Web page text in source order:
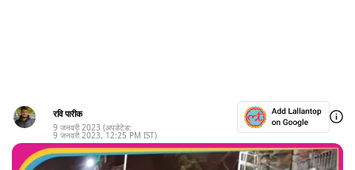
रवि पारीक
9 जनवरी 2023 (अपडेटेड:
9 जनवरी 2023, 12:25 PM IST)